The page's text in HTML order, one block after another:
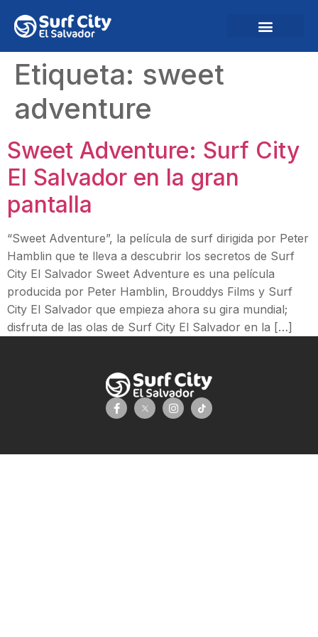
Etiqueta: sweet
adventure
Sweet Adventure: Surf City
El Salvador en la gran
pantalla
“Sweet Adventure”, la película de surf dirigida por Peter
Hamblin que te lleva a descubrir los secretos de Surf
City El Salvador Sweet Adventure es una película
producida por Peter Hamblin, Brouddys Films y Surf
City El Salvador que empieza ahora su gira mundial;
disfruta de las olas de Surf City El Salvador en la […]